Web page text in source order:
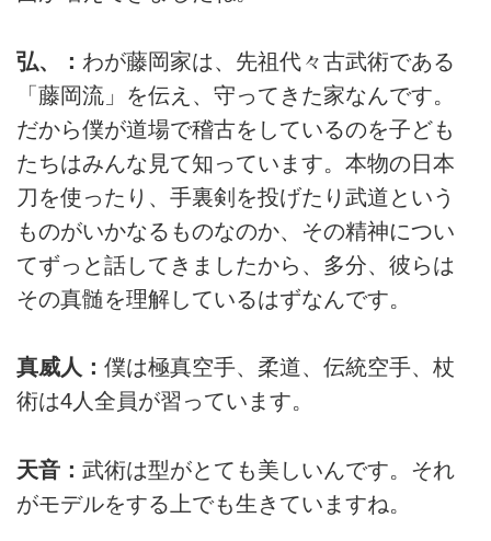
弘、： わが藤岡家は、先祖代々古武術である
「藤岡流」を伝え、守ってきた家なんです。
だから僕が道場で稽古をしているのを子ども
たちはみんな見て知っています。本物の日本
刀を使ったり、手裏剣を投げたり武道という
ものがいかなるものなのか、その精神につい
てずっと話してきましたから、多分、彼らは
その真髄を理解しているはずなんです。
真威人： 僕は極真空手、柔道、伝統空手、杖
術は4人全員が習っています。
天音： 武術は型がとても美しいんです。それ
がモデルをする上でも生きていますね。